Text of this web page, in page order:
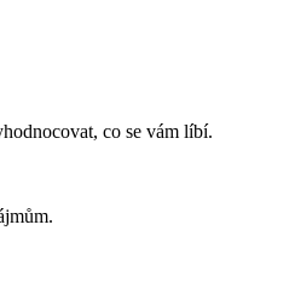
co se vám líbí.